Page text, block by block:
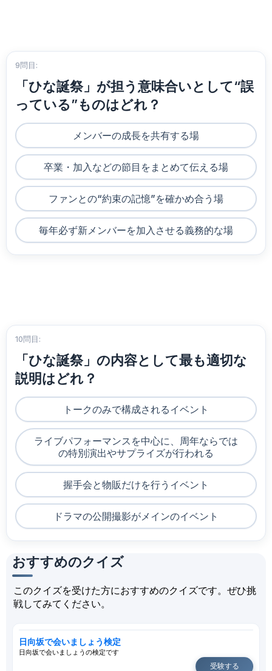
9問目:
「ひな誕祭」が担う意味合いとして“誤
っている”ものはどれ？
メンバーの成長を共有する場
卒業・加入などの節目をまとめて伝える場
ファンとの“約束の記憶”を確かめ合う場
毎年必ず新メンバーを加入させる義務的な場
10問目:
「ひな誕祭」の内容として最も適切な
説明はどれ？
トークのみで構成されるイベント
ライブパフォーマンスを中心に、周年ならでは
の特別演出やサプライズが行われる
握手会と物販だけを行うイベント
ドラマの公開撮影がメインのイベント
おすすめのクイズ
このクイズを受けた方におすすめのクイズです。ぜひ挑
戦してみてください。
日向坂で会いましょう検定
日向坂で会いましょうの検定です
受験する